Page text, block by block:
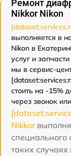
Ремонт
Nikkor Nikon
выполняется в
Nikon в
услуг и
мы в сервис-
стоить на -15%
через звонок
Nikkor
специального
таких